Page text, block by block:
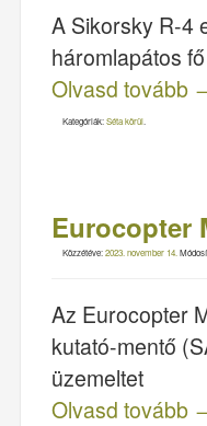
A Sikorsky R-4
háromlapátos
Olvasd tovább
Kategóriák:Séta körül
Eurocopter
Közzétéve:2023. november 14.
Az Eurocopter
kutató-mentő
üzemeltet
Olvasd tovább